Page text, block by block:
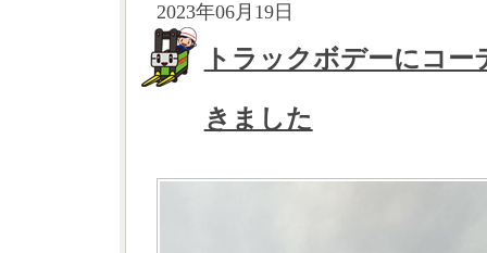
2023年06月19日
トラックボデーにコ
きました